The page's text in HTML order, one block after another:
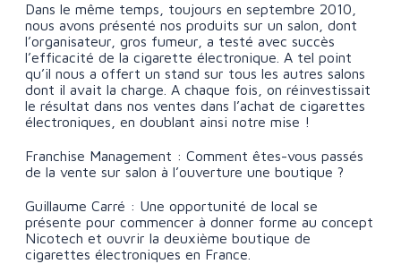
Dans le même temps, toujours en septembre 2010,
nous avons présenté nos produits sur un salon, dont
l’organisateur, gros fumeur, a testé avec succès
l’efficacité de la cigarette électronique. A tel point
qu’il nous a offert un stand sur tous les autres salons
dont il avait la charge. A chaque fois, on réinvestissait
le résultat dans nos ventes dans l’achat de cigarettes
électroniques, en doublant ainsi notre mise !
Franchise Management : Comment êtes-vous passés
de la vente sur salon à l’ouverture une boutique ?
Guillaume Carré : Une opportunité de local se
présente pour commencer à donner forme au concept
Nicotech et ouvrir la deuxième boutique de
cigarettes électroniques en France.